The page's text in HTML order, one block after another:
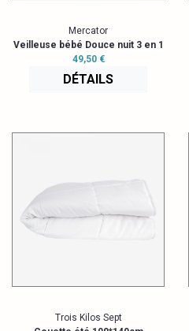
Mercator
Veilleuse bébé Douce nuit 3 en 1
49,50 €
DÉTAILS
Trois Kilos Sept